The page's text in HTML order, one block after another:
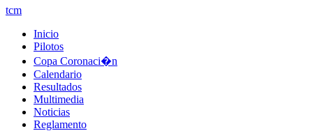
tcm
Inicio
Pilotos
Copa Coronaci�n
Calendario
Resultados
Multimedia
Noticias
Reglamento